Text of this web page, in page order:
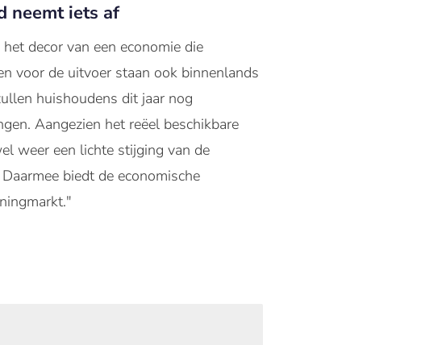
neemt iets af
decor van een economie die
voor de uitvoer staan ook binnenlands
huishoudens dit jaar nog
Aangezien het reëel beschikbare
weer een lichte stijging van de
biedt de economische